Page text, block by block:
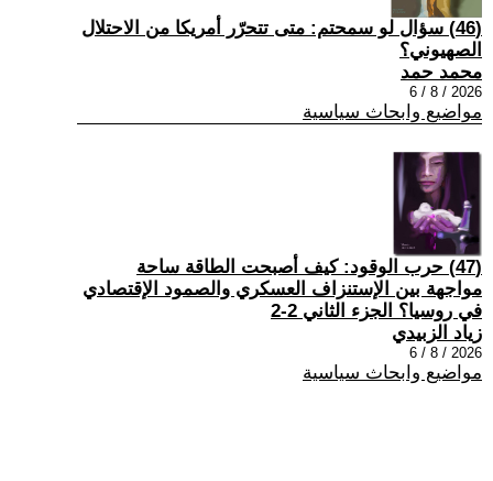
(46) سؤال لو سمحتم: متى تتحرّر أمريكا من الاحتلال
الصهيوني؟
محمد حمد
2026 / 8 / 6
مواضيع وابحاث سياسية
(47) حرب الوقود: كيف أصبحت الطاقة ساحة
مواجهة بين الإستنزاف العسكري والصمود الإقتصادي
في روسيا؟ الجزء الثاني 2-2
زياد الزبيدي
2026 / 8 / 6
مواضيع وابحاث سياسية